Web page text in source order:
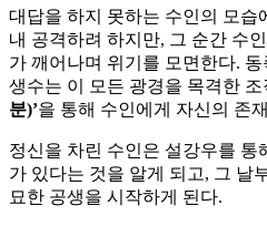
대답을 하지 못하는 수인의 모습
내 공격하려 하지만, 그 순간 수
가 깨어나며 위기를 모면한다. 동
생수는 이 모든 광경을 목격한 조
분)’을 통해 수인에게 자신의 존
정신을 차린 수인은 설강우를 통
가 있다는 것을 알게 되고, 그 날
묘한 공생을 시작하게 된다.